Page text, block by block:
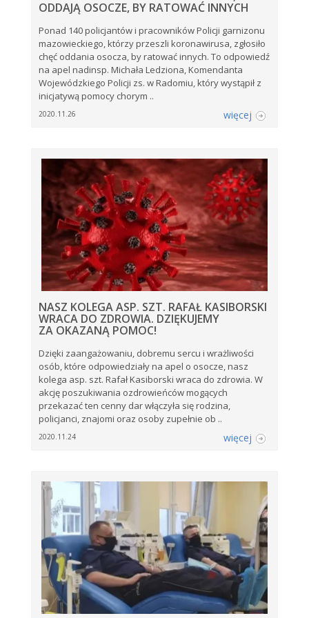
ODDAJĄ OSOCZE, BY RATOWAĆ INNYCH
Ponad 140 policjantów i pracowników Policji garnizonu
mazowieckiego, którzy przeszli koronawirusa, zgłosiło
chęć oddania osocza, by ratować innych. To odpowiedź
na apel nadinsp. Michała Ledziona, Komendanta
Wojewódzkiego Policji zs. w Radomiu, który wystąpił z
inicjatywą pomocy chorym ..
2020.11.26 więcej
NASZ KOLEGA ASP. SZT. RAFAŁ KASIBORSKI
WRACA DO ZDROWIA. DZIĘKUJEMY
ZA OKAZANĄ POMOC!
Dzięki zaangażowaniu, dobremu sercu i wrażliwości
osób, które odpowiedziały na apel o osocze, nasz
kolega asp. szt. Rafał Kasiborski wraca do zdrowia. W
akcję poszukiwania ozdrowieńców mogących
przekazać ten cenny dar włączyła się rodzina,
policjanci, znajomi oraz osoby zupełnie ob ..
2020.11.24 więcej